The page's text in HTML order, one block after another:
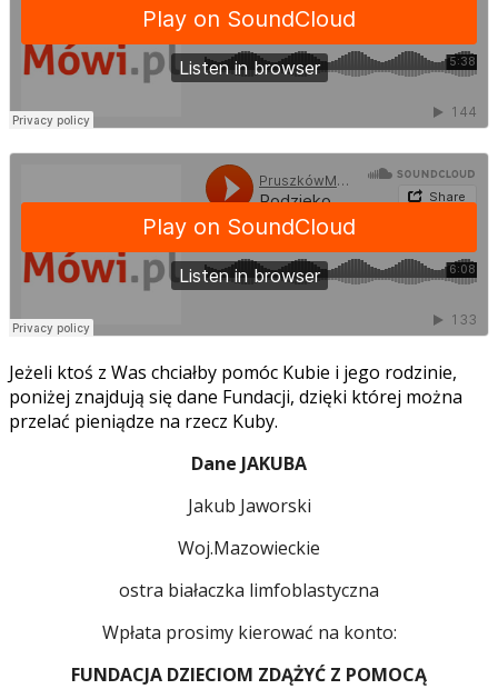
Jeżeli ktoś z Was chciałby pomóc Kubie i jego rodzinie,
poniżej znajdują się dane Fundacji, dzięki której można
przelać pieniądze na rzecz Kuby.
Dane JAKUBA
Jakub Jaworski
Woj.Mazowieckie
ostra białaczka limfoblastyczna
Wpłata prosimy kierować na konto:
FUNDACJA DZIECIOM ZDĄŻYĆ Z POMOCĄ